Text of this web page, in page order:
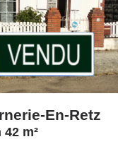
En-Retz
m²